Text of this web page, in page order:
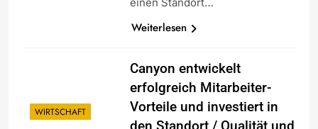
Weiterlesen
WIRTSCHAFT
Canyon entwickelt
erfolgreich Mitarbeiter-
Vorteile und investiert in
den Standort / Qualität und